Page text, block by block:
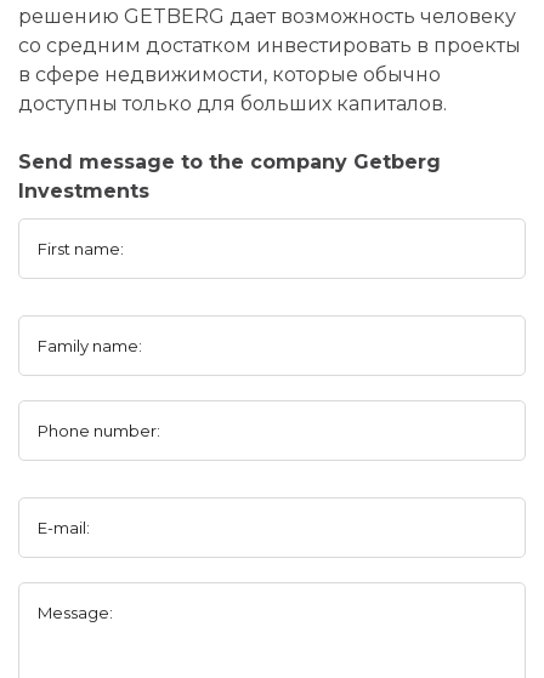
решению GETBERG дает возможность человеку
со средним достатком инвестировать в проекты
в сфере недвижимости, которые обычно
доступны только для больших капиталов.
Send message to the company Getberg
Investments
First name:
Family name:
Phone number:
E-mail:
Message: